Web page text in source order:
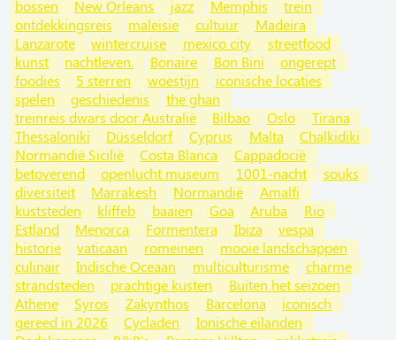
bossen
New Orleans jazz Memphis
trein
ontdekkingsreis
maleisie cultuur
Madeira
Lanzarote
wintercruise mexico city
streetfood
kunst
nachtleven. Bonaire Bon Bini
ongerept
foodies
5 sterren woestijn
iconische locaties
spelen
geschiedenis
the ghan
treinreis dwars door Australië
Bilbao Oslo
Tirana
Thessaloniki
Düsseldorf Cyprus Malta
Chalkidiki
Normandië Sicilië
Costa Blanca
Cappadocië
betoverend
openlucht museum 1001-nacht
souks
diversiteit
Marrakesh Normandië
Amalfi
kuststeden
kliffeb baaien Goa Aruba
Rio
Estland
Menorca Formentera Ibiza
vespa
historie
vaticaan romeinen
mooie landschappen
culinair
Indische Oceaan multiculturisme
charme
strandsteden
prachtige kusten
Buiten het seizoen
Athene
Syros Zakynthos Barcelona
iconisch
gereed in 2026
Cycladen
Ionische eilanden